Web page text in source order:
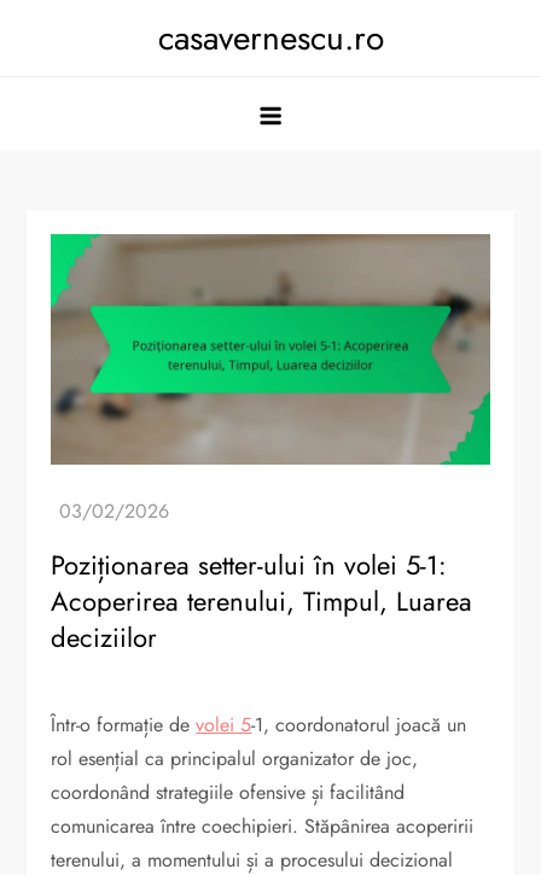
casavernescu.ro
Poziționarea setter-ului în volei 5-1:
Acoperirea terenului, Timpul, Luarea
deciziilor
Într-o formație devolei 5-1, coordonatorul joacă un
rol esențial ca principalul organizator de joc,
coordonând strategiile ofensive și facilitând
comunicarea între coechipieri. Stăpânirea acoperirii
terenului, a momentului și a procesului decizional